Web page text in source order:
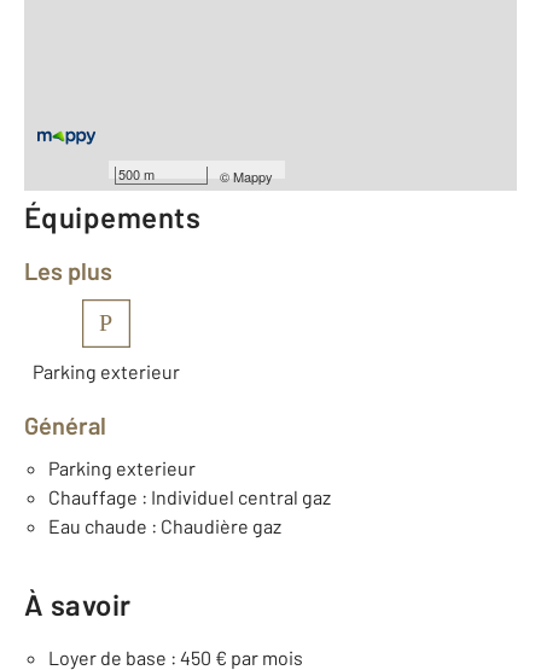
500 m ©Mappy
Année construction : 1948
Équipements
Les plus
P
Parking exterieur
Général
Parking exterieur
Chauffage : Individuel central gaz
Eau chaude : Chaudière gaz
À savoir
Loyer de base : 450 € par mois